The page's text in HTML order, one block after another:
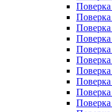
Поверка
Поверка
Поверка
Поверка
Поверка
Поверка